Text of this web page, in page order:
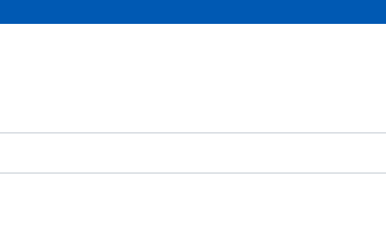
Ricerca - Eventi